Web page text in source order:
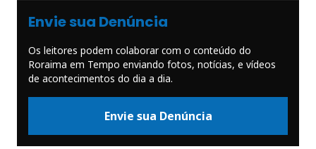
Envie sua Denúncia
Os leitores podem colaborar com o conteúdo do
Roraima em Tempo enviando fotos, notícias, e vídeos
de acontecimentos do dia a dia.
Envie sua Denúncia